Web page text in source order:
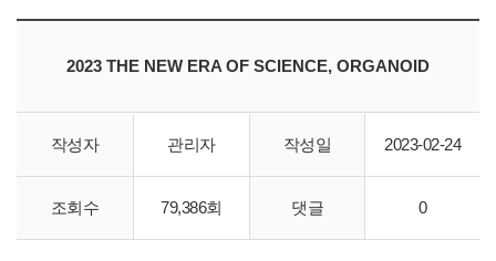
2023 THE NEW ERA OF SCIENCE, ORGANOID
작성자 관리자 작성일 2023-02-24
조회수 79,386회 댓글 0
2023 THE NEW OF SCIEN
CE, ORGANOID